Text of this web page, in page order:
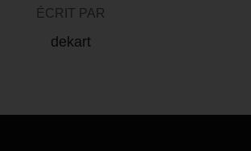
ÉCRIT PAR
dekart